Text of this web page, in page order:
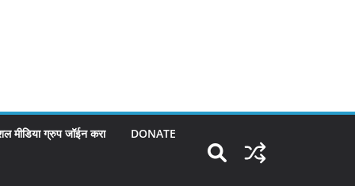
मीडिया ग्रुप जॉईन करा DONATE